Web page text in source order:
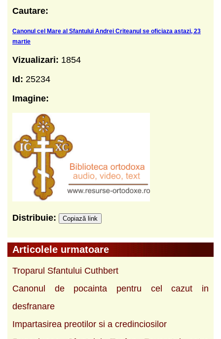
Cautare:
Canonul cel Mare al Sfantului Andrei Criteanul se oficiaza astazi, 23
martie
Vizualizari: 1854
Id: 25234
Imagine:
Distribuie: Copiază link
Articolele urmatoare
Troparul Sfantului Cuthbert
Canonul de pocainta pentru cel cazut in
desfranare
Impartasirea preotilor si a credinciosilor